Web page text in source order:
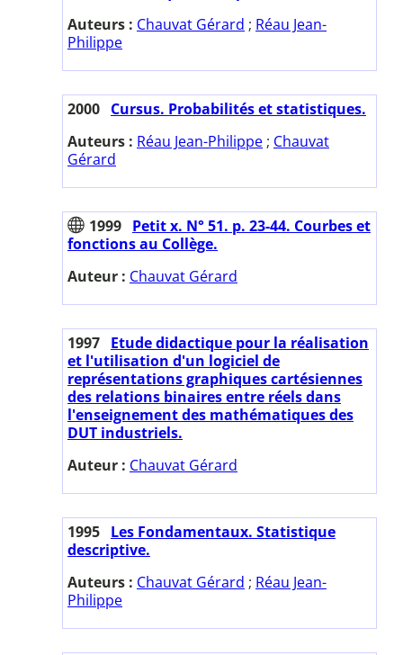
Auteurs : Chauvat Gérard ; Réau Jean-
Philippe
2000 Cursus. Probabilités et statistiques.
Auteurs : Réau Jean-Philippe ; Chauvat
Gérard
1999 Petit x. N° 51. p. 23-44. Courbes et
fonctions au Collège.
Auteur : Chauvat Gérard
1997 Etude didactique pour la réalisation
et l'utilisation d'un logiciel de
représentations graphiques cartésiennes
des relations binaires entre réels dans
l'enseignement des mathématiques des
DUT industriels.
Auteur : Chauvat Gérard
1995 Les Fondamentaux. Statistique
descriptive.
Auteurs : Chauvat Gérard ; Réau Jean-
Philippe